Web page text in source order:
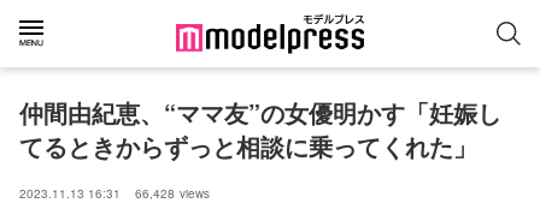
仲間由紀恵、“ママ友”の女優明かす「妊娠し
てるときからずっと相談に乗ってくれた」
2023.11.13 16:31 66,428 views